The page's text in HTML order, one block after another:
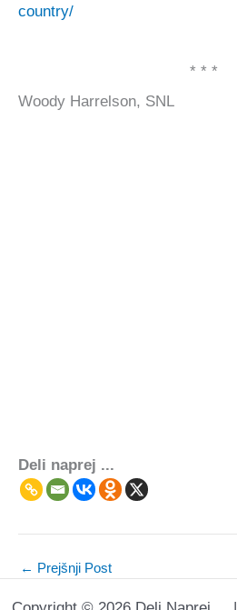
country/
* * *
Woody Harrelson, SNL
Deli naprej ...
← Prejšnji Post